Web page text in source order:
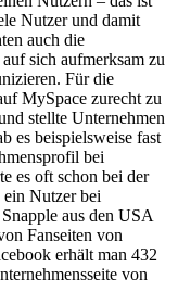
Nutzer und damit
auch die
sich aufmerksam zu
Für die
MySpace zurecht zu
stellte Unternehmen
es beispielsweise fast
bei
es oft schon bei der
Nutzer bei
aus den USA
Fanseiten von
erhält man 432
von